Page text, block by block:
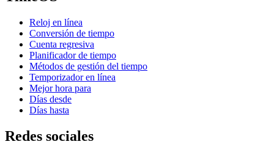
Reloj en línea
Conversión de tiempo
Cuenta regresiva
Planificador de tiempo
Métodos de gestión del tiempo
Temporizador en línea
Mejor hora para
Días desde
Días hasta
Redes sociales